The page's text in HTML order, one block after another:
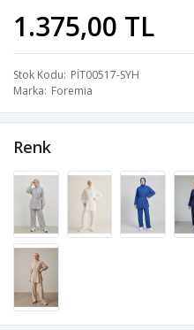
1.375,00 TL
Stok Kodu PİT00517-SYH
Marka Foremia
Renk